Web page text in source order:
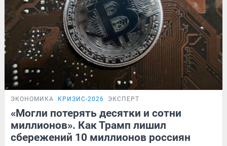
ЭКОНОМИКА КРИЗИС-2026 ЭКСПЕРТ
«Могли потерять десятки и сотни
миллионов». Как Трамп лишил
сбережений 10 миллионов россиян